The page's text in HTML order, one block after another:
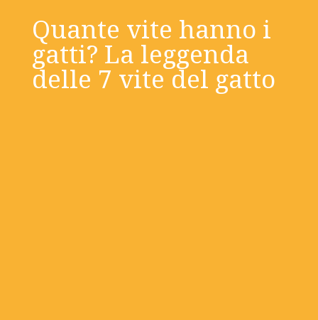
Quante vite hanno i
gatti? La leggenda
delle 7 vite del gatto